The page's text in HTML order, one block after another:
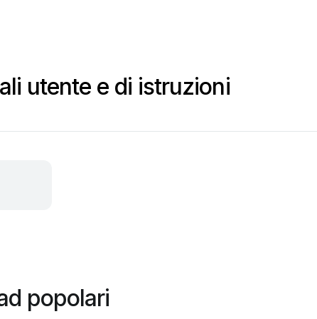
utente e di istruzioni
popolari